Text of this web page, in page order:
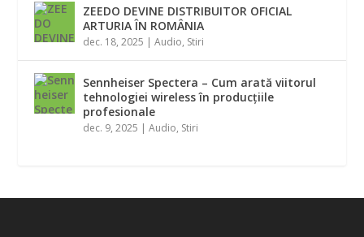
ZEEDO DEVINE DISTRIBUITOR OFICIAL
ARTURIA ÎN ROMÂNIA
dec. 18, 2025 |Audio, Stiri
Sennheiser Spectera – Cum arată viitorul
tehnologiei wireless în producțiile
profesionale
dec. 9, 2025 |Audio, Stiri